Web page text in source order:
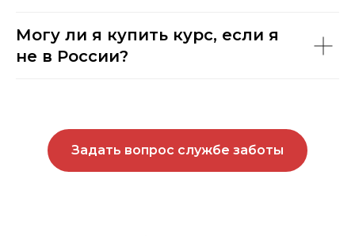
Могу ли я купить курс, если я
не в России?
Задать вопрос службе заботы